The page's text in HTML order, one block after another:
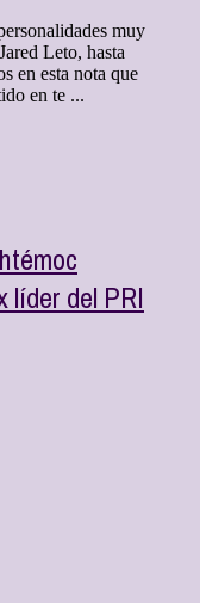
muy
Leto, hasta
en esta nota que
en te ...
líder del PRI